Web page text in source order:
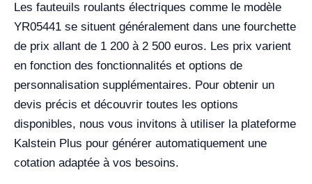
Les fauteuils roulants électriques comme le modèle
YR05441 se situent généralement dans une fourchette
de prix allant de 1 200 à 2 500 euros. Les prix varient
en fonction des fonctionnalités et options de
personnalisation supplémentaires. Pour obtenir un
devis précis et découvrir toutes les options
disponibles, nous vous invitons à utiliser la plateforme
Kalstein Plus pour générer automatiquement une
cotation adaptée à vos besoins.